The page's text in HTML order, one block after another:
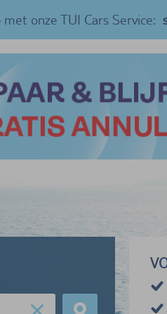
onze TUI Cars Service: